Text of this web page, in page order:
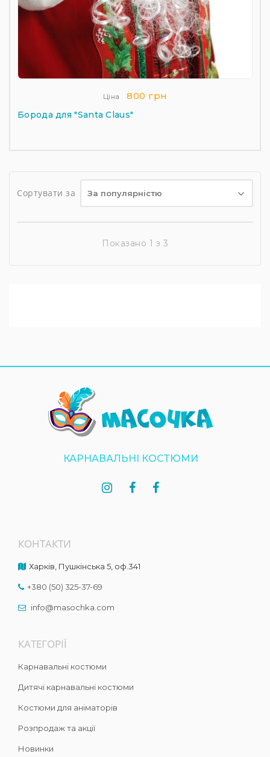
Ціна 800 грн
Борода для "Santa Claus"
Сортувати за За популярністю
Показано 1 з 3
КАРНАВАЛЬНІ КОСТЮМИ
КОНТАКТИ
Харків, Пушкінська 5, оф.341
+380 (50) 325-37-69
info@masochka.com
КАТЕГОРІЇ
Карнавальні костюми
Дитячі карнавальні костюми
Костюми для аніматорів
Розпродаж та акції
Новинки